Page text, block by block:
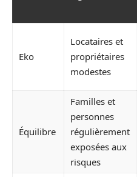
Eko
Locataires et
propriétaires
modestes
Équilibre
Familles et
personnes
régulièrement
exposées aux
risques